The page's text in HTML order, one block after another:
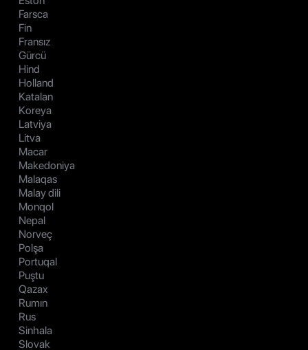
Farsca
Fin
Fransız
Gürcü
Hind
Holland
Katalan
Koreya
Latviya
Litva
Macar
Makedoniya
Malaqas
Malay dili
Monqol
Nepal
Norveç
Polşa
Portuqal
Puştu
Qazax
Rumın
Rus
Sinhala
Slovak